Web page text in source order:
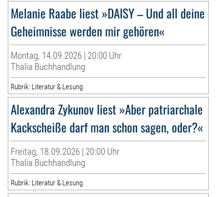
Melanie Raabe liest »DAISY – Und all deine
Geheimnisse werden mir gehören«
Montag, 14.09.2026 | 20:00 Uhr
Thalia Buchhandlung
Rubrik: Literatur & Lesung
Alexandra Zykunov liest »Aber patriarchale
Kackscheiße darf man schon sagen, oder?«
Freitag, 18.09.2026 | 20:00 Uhr
Thalia Buchhandlung
Rubrik: Literatur & Lesung